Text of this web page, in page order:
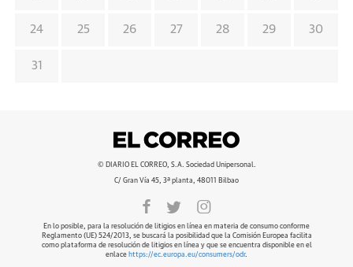
24 25 26 27 28 29 30
31
© DIARIO EL CORREO, S.A. Sociedad Unipersonal.
C/ Gran Vía 45, 3ª planta, 48011 Bilbao
En lo posible, para la resolución de litigios en línea en materia de consumo conforme
Reglamento (UE) 524/2013, se buscará la posibilidad que la Comisión Europea facilita
como plataforma de resolución de litigios en línea y que se encuentra disponible en el
enlace https://ec.europa.eu/consumers/odr.